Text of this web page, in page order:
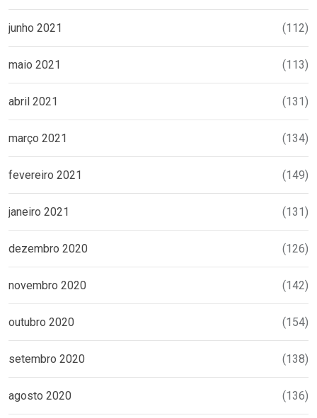
junho 2021 (112)
maio 2021 (113)
abril 2021 (131)
março 2021 (134)
fevereiro 2021 (149)
janeiro 2021 (131)
dezembro 2020 (126)
novembro 2020 (142)
outubro 2020 (154)
setembro 2020 (138)
agosto 2020 (136)